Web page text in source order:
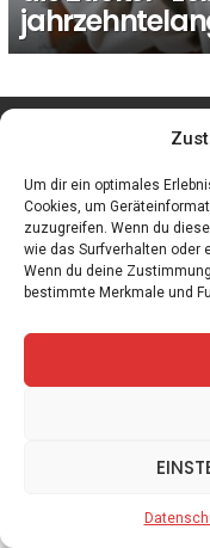
Um dir ein optimales
Cookies, um
zuzugreifen. Wenn du
wie das Surfverhalten oder
Wenn du deine
bestimmte Merkmale und
facebook
Spiele Zitate